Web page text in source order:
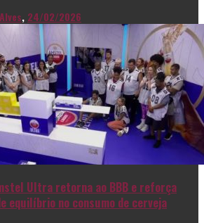
, 24/02/2026
Ultra retorna ao BBB e reforça
equilíbrio no consumo de cerveja